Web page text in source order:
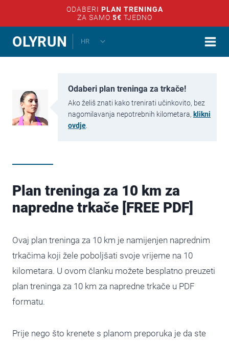
ODABERI PLAN TRENINGA
ZA SAMO 5€ TJEDNO
OLYRUN HR
CHILD
MENU
Odaberi plan treninga za trkače!
Ako želiš znati kako trenirati učinkovito, bez
nagomilavanja nepotrebnih kilometara, klikni
ovdje
Plan treninga za 10 km za
napredne trkače [FREE PDF]
Ovaj plan treninga za 10 km je namijenjen naprednim
trkačima koji žele poboljšati svoje vrijeme na 10
kilometara. U ovom članku možete besplatno preuzeti
plan treninga za 10 km za napredne trkače u PDF
formatu.
Prije nego što krenete s planom preporuka je da ste